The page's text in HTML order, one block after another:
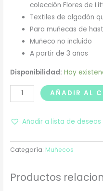
colección Flores de
Textiles de algodón
Para muñecas de
Muñeco no incluido
A partir de 3 años
Disponibilidad: Hay
AÑADIR AL
Añadir a lista de deseos
Categoría: Muñecos
Productos